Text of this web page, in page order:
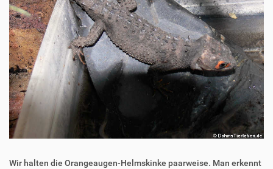
Wir halten die Orangeaugen-Helmskinke paarweise. Man erkennt